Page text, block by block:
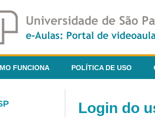
FUNCIONA POLÍTICA DE USO
Login do